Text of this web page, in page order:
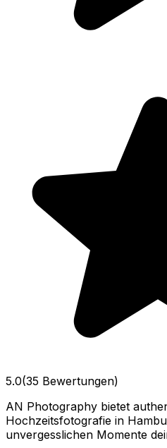
5.0(35 Bewertungen)
AN Photography bietet
Hochzeitsfotografie in
unvergesslichen Momente